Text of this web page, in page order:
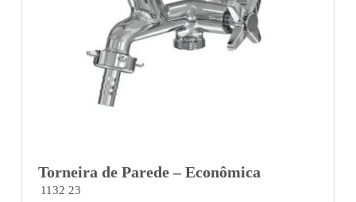
Torneira de Parede – Econômica
1132 23